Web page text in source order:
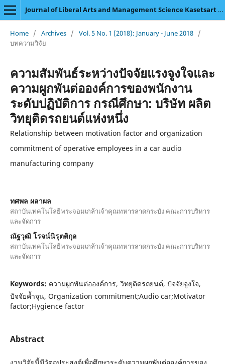
Journal of Liberal Arts and Management Science Kasetsart University
Home / Archives / Vol. 5 No. 1 (2018): January - June 2018 /
บทความวิจัย
ความสัมพันธ์ระหว่างปัจจัยแรงจูงใจและ
ความผูกพันต่อองค์การของพนักงาน
ระดับปฏิบัติการ กรณีศึกษา: บริษัท ผลิต
วิทยุติดรถยนต์แห่งหนึ่ง
Relationship between motivation factor and organization
commitment of operative employees in a car audio
manufacturing company
ทศพล ผลาผล
สถาบันเทคโนโลยีพระจอมเกล้าเจ้าคุณทหารลาดกระบัง คณะการบริหาร
และจัดการ
ณัฐวุฒิ โรจน์นิรุตติกุล
สถาบันเทคโนโลยีพระจอมเกล้าเจ้าคุณทหารลาดกระบัง คณะการบริหาร
และจัดการ
Keywords: ความผูกพันต่อองค์การ, วิทยุติดรถยนต์, ปัจจัยจูงใจ,
ปัจจัยค้ำจุน, Organization commitment;Audio car;Motivator
factor;Hygience factor
Abstract